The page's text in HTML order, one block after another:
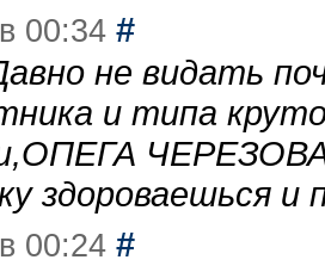
00:34 #
не видать
и типа
здороваешься
00:24 #